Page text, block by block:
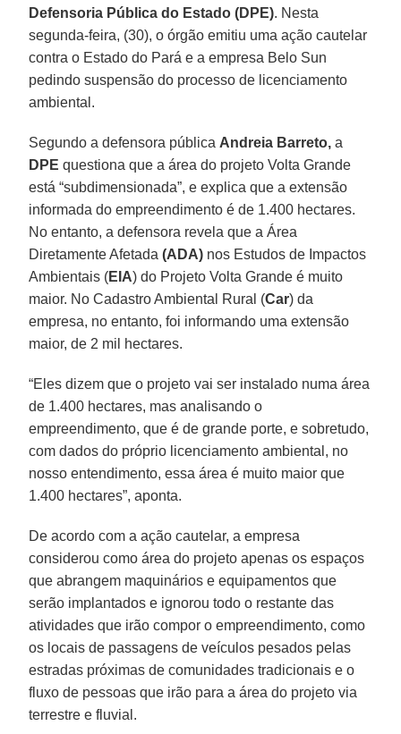
Defensoria Pública do Estado (DPE). Nesta
segunda-feira, (30), o órgão emitiu uma ação cautelar
contra o Estado do Pará e a empresa Belo Sun
pedindo suspensão do processo de licenciamento
ambiental.
Segundo a defensora pública Andreia Barreto, a
DPE questiona que a área do projeto Volta Grande
está “subdimensionada”, e explica que a extensão
informada do empreendimento é de 1.400 hectares.
No entanto, a defensora revela que a Área
Diretamente Afetada(ADA) nos Estudos de Impactos
Ambientais (EIA) do Projeto Volta Grande é muito
maior. No Cadastro Ambiental Rural (Car) da
empresa, no entanto, foi informando uma extensão
maior, de 2 mil hectares.
“Eles dizem que o projeto vai ser instalado numa área
de 1.400 hectares, mas analisando o
empreendimento, que é de grande porte, e sobretudo,
com dados do próprio licenciamento ambiental, no
nosso entendimento, essa área é muito maior que
1.400 hectares”, aponta.
De acordo com a ação cautelar, a empresa
considerou como área do projeto apenas os espaços
que abrangem maquinários e equipamentos que
serão implantados e ignorou todo o restante das
atividades que irão compor o empreendimento, como
os locais de passagens de veículos pesados pelas
estradas próximas de comunidades tradicionais e o
fluxo de pessoas que irão para a área do projeto via
terrestre e fluvial.